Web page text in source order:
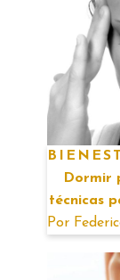
Dormir
técnicas
Por